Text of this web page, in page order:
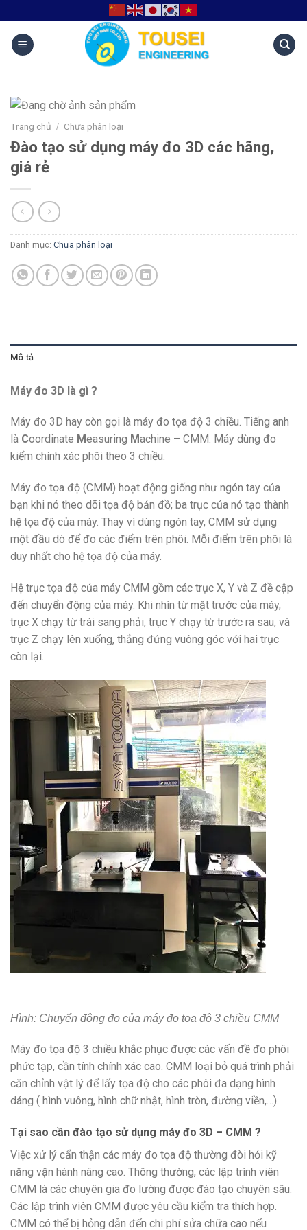
Trang chủ / Chưa phân loại
Đào tạo sử dụng máy đo 3D các hãng,
giá rẻ
Danh mục: Chưa phân loại
Mô tả
Máy đo 3D là gì ?
Máy đo 3D hay còn gọi là máy đo tọa độ 3 chiều. Tiếng anh
là Coordinate Measuring Machine – CMM. Máy dùng đo
kiểm chính xác phôi theo 3 chiều.
Máy đo tọa độ (CMM) hoạt động giống như ngón tay của
bạn khi nó theo dõi tọa độ bản đồ; ba trục của nó tạo thành
hệ tọa độ của máy. Thay vì dùng ngón tay, CMM sử dụng
một đầu dò để đo các điểm trên phôi. Mỗi điểm trên phôi là
duy nhất cho hệ tọa độ của máy.
Hệ trục tọa độ của máy CMM gồm các trục X, Y và Z đề cập
đến chuyển động của máy. Khi nhìn từ mặt trước của máy,
trục X chạy từ trái sang phải, trục Y chạy từ trước ra sau, và
trục Z chạy lên xuống, thẳng đứng vuông góc với hai trục
còn lại.
Hình: Chuyển động đo của máy đo tọa độ 3 chiều CMM
Máy đo tọa độ 3 chiều khắc phục được các vấn đề đo phôi
phức tạp, cần tính chính xác cao. CMM loại bỏ quá trình phải
căn chỉnh vật lý để lấy tọa độ cho các phôi đa dạng hình
dáng ( hình vuông, hình chữ nhật, hình tròn, đường viền,…).
Tại sao cần đào tạo sử dụng máy đo 3D – CMM ?
Việc xử lý cẩn thận các máy đo tọa độ thường đòi hỏi kỹ
năng vận hành nâng cao. Thông thường, các lập trình viên
CMM là các chuyên gia đo lường được đào tạo chuyên sâu.
Các lập trình viên CMM được yêu cầu kiểm tra thích hợp.
CMM có thể bị hỏng dẫn đến chi phí sửa chữa cao nếu